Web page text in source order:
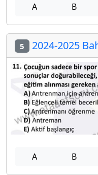
A B
5 2024-2025
A B